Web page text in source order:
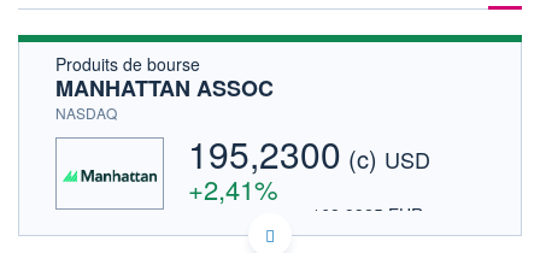
PRODUITS DE BOURSE
FORUM
HISTORIQUE
Produits de bourse
MANHATTAN ASSOC
NASDAQ
195,2300 (c) USD
+2,41%
168,9325 EUR
INDICE DE RÉFÉRENCE
NASDAQ COMPOSITE